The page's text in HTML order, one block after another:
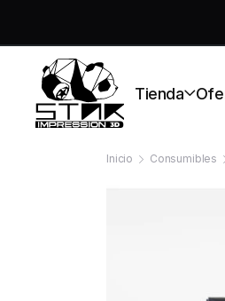
Tienda
Inicio Consumibles